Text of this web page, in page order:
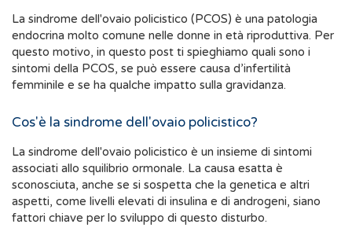
La sindrome dell'ovaio policistico (PCOS) è una patologia
endocrina molto comune nelle donne in età riproduttiva. Per
questo motivo, in questo post ti spieghiamo quali sono i
sintomi della PCOS, se può essere causa d’infertilità
femminile e se ha qualche impatto sulla gravidanza.
Cos'è la sindrome dell'ovaio policistico?
La sindrome dell'ovaio policistico è un insieme di sintomi
associati allo squilibrio ormonale. La causa esatta è
sconosciuta, anche se si sospetta che la genetica e altri
aspetti, come livelli elevati di insulina e di androgeni, siano
fattori chiave per lo sviluppo di questo disturbo.